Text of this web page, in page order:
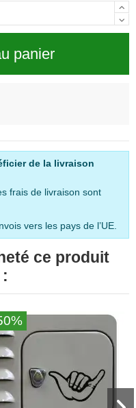
panier
de la livraison
frais de livraison sont
vers les pays de l’UE.
ce produit